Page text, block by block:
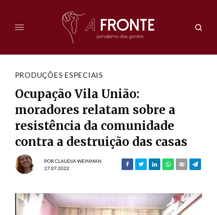
PRODUÇÕES ESPECIAIS
Ocupação Vila União:
moradores relatam sobre a
resistência da comunidade
contra a destruição das casas
PORCLAUDIA WEINMAN
27.07.2022